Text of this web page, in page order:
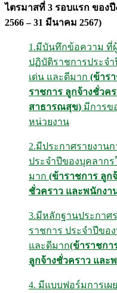
ไตรมาสที่ 3 รอบแรก ของ
2566 – 31 มีนาคม 2567)
1.มีบันทึกข้อความ ที่
ปฏิบัติราชการประจ
เด่น และดีมาก (ข้าร
ราชการ ลูกจ้างชั่วค
สาธารณสุข) มีการข
หน่วยงาน
2.มีประกาศรายงาน
ประจำปีของบุคลาก
มาก (ข้าราชการ ลูก
ชั่วคราว และพนักง
3.มีหลักฐานประกาศ
ราชการ ประจำปีขอ
และดีมาก(ข้าราชกา
ลูกจ้างชั่วคราว แล
4. มีแบบฟอร์มการเ